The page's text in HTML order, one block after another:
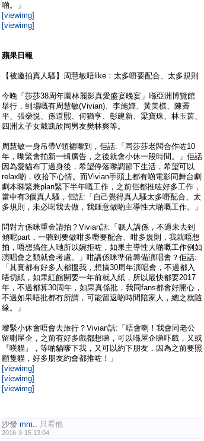
啲。」
[viewimg]
[viewimg]
蘋果日報
【被邀拍真人騷】周慧敏唔like：太多嘢要配合、太多規則
今晚「莎莎38周年園林麗影真愛盛宴晚宴」喺亞洲博覽館
舉行，到場嘅有周慧敏(Vivian)、李施嬅、黃美棋、陳霽
平、張燊悦、孫道熙、何猶亨、彭建新、梁寶珠、林玉茵、
四洲太子女戴凱欣同男友樊林爽等。
周慧敏一身吊帶V領裙嚟到，佢話:「同莎莎老闆合作咗10
年，嚟緊會拍新一輯廣告，之後就會小休一段時間。」佢話
因為愛貓布丁過身後，希望停落嚟調節下生活，希望可以
relax啲，收拾下心情。而Vivian手頭上都有啲電影同舞台劇
劇本睇緊兼plan緊下半年嘅工作，之前佢都推咗好多工作，
當中有3個真人騷，佢話:「自己覺得真人騷太多嘢配合、太
多規則，未必啱我去做，我鍾意做啲主導性大啲嘅工作。」
問對方係咪重金請拍？Vivian話:「聽人講係，不過未去到
傾呢part，一聽到要做咁多嘢要配合、咁多規則，我就唔想
拍，唔想搞住人哋所以婉拒咗，如果主導性大啲嘅工作例如
演唱會之類就會考慮。」咁講係咪準備籌備演唱會？佢話:
「其實都有好多人都搵我，想搞30周年演唱會，不過都入
唔切紙，如果紅館開要一年前就入紙，所以最快都要2017
年，不過都算30周年，如果真係批，我同fans都會好開心，
不過如果唔批都冇所謂，可能留返啲時間陪家人，總之就隨
緣。」
嚟緊小休會唔會去旅行？Vivian話:「唔會喇！我會同老公
留喇屋企，之前有好多戲都想睇，可以喺屋企睇吓戲，又或
『嘆貓』，等啲貓嗲下我，又可以約下朋友．因為之前要照
顧隻貓，好多朋友約會都推咗！」
[viewimg]
[viewimg]
[viewimg]
沙發 mm.. 只看他
2016-3-15 13:04